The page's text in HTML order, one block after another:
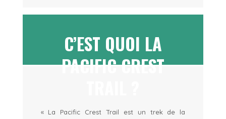
C’EST QUOI LA
PACIFIC CREST
« La Pacific Crest Trail est un trek de la